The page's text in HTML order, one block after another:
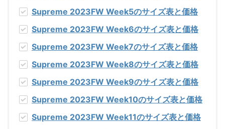
Supreme 2023FW Week5のサイズ表と価格
Supreme 2023FW Week6のサイズ表と価格
Supreme 2023FW Week7のサイズ表と価格
Supreme 2023FW Week8のサイズ表と価格
Supreme 2023FW Week9のサイズ表と価格
Supreme 2023FW Week10のサイズ表と価格
Supreme 2023FW Week11のサイズ表と価格